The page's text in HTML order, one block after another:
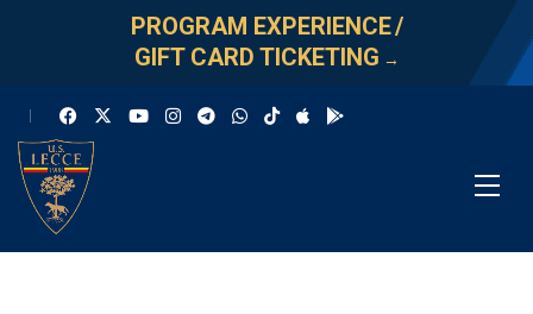
PROGRAM EXPERIENCE/
GIFT CARD TICKETING →